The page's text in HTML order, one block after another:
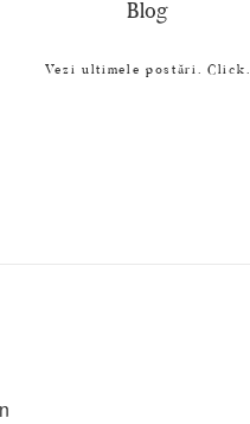
Blog
Vezi ultimele postări. Click.